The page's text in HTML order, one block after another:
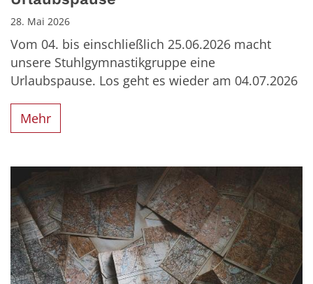
28. Mai 2026
Vom 04. bis einschließlich 25.06.2026 macht
unsere Stuhlgymnastikgruppe eine
Urlaubspause. Los geht es wieder am 04.07.2026
Mehr